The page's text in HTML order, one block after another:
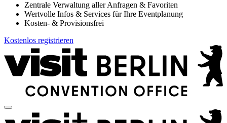
Zentrale Verwaltung aller Anfragen & Favoriten
Wertvolle Infos & Services für Ihre Eventplanung
Kosten- & Provisionsfrei
Kostenlos registrieren